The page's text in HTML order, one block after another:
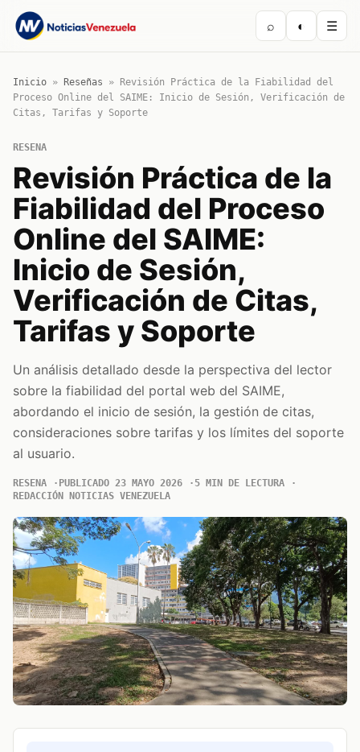
⌕ ◐ ☰
Inicio » Reseñas »
Revisión Práctica de la Fiabilidad del
Proceso Online del SAIME: Inicio de Sesión, Verificación de
Citas, Tarifas y Soporte
RESENA
Revisión Práctica de la
Fiabilidad del Proceso
Online del SAIME:
Inicio de Sesión,
Verificación de Citas,
Tarifas y Soporte
Un análisis detallado desde la perspectiva del lector
sobre la fiabilidad del portal web del SAIME,
abordando el inicio de sesión, la gestión de citas,
consideraciones sobre tarifas y los límites del soporte
al usuario.
RESENA PUBLICADO 23 MAYO 2026
5 MIN DE LECTURA
REDACCIÓN NOTICIAS VENEZUELA